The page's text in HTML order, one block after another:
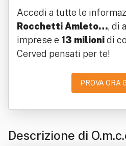
Accedi a tutte le
Rocchetti Amleto…, di
imprese e 13 milionidi
Cerved pensati per te!
PROVA ORA
Descrizione di